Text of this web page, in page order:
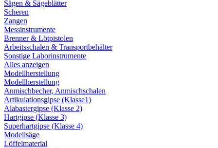
Sägen & Sägeblätter
Scheren
Zangen
Messinstrumente
Brenner & Lötpistolen
Arbeitsschalen & Transportbehälter
Sonstige Laborinstrumente
Alles anzeigen
Modellherstellung
Modellherstellung
Anmischbecher, Anmischschalen
Artikulationsgipse (Klasse1)
Alabastergipse (Klasse 2)
Hartgipse (Klasse 3)
Superhartgipse (Klasse 4)
Modellsäge
Löffelmaterial